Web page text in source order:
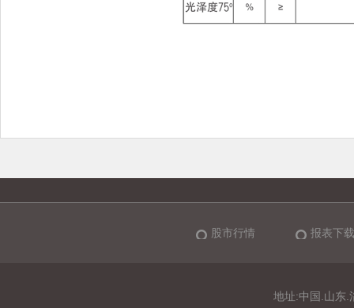
股市行情 报表下载
地址:中国.山东